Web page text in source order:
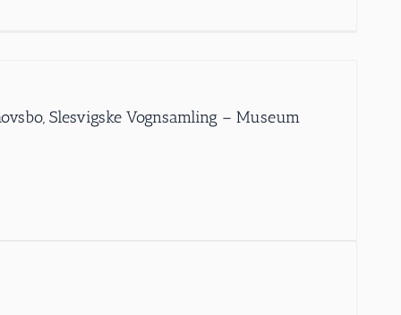
Slesvigske Vognsamling – Museum